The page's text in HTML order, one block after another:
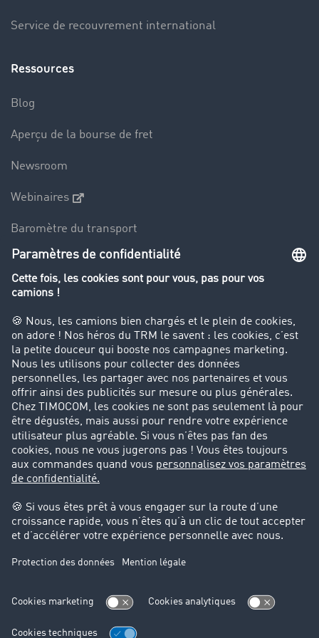
Service de recouvrement international
Ressources
Blog
Aperçu de la bourse de fret
Newsroom
Webinaires
Baromètre du transport
Le dictionnaire du transport
Interdiction de circulation des poids lourds
Entreprise
Parrainage clients
Success Stories
Cadre légal
Mentions légales
Protection des données
Cookie-Einstellungen
Support